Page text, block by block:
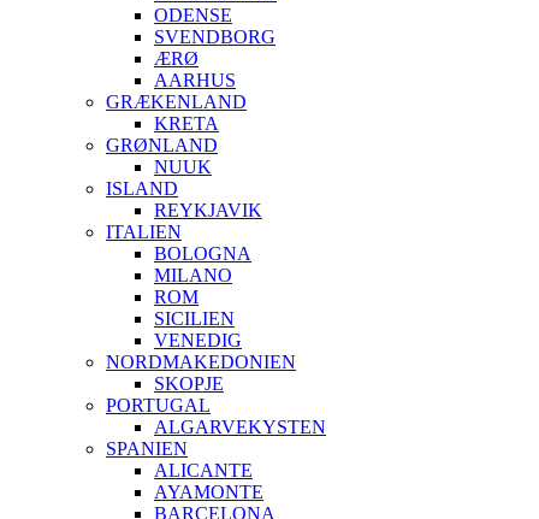
ODENSE
SVENDBORG
ÆRØ
AARHUS
GRÆKENLAND
KRETA
GRØNLAND
NUUK
ISLAND
REYKJAVIK
ITALIEN
BOLOGNA
MILANO
ROM
SICILIEN
VENEDIG
NORDMAKEDONIEN
SKOPJE
PORTUGAL
ALGARVEKYSTEN
SPANIEN
ALICANTE
AYAMONTE
BARCELONA